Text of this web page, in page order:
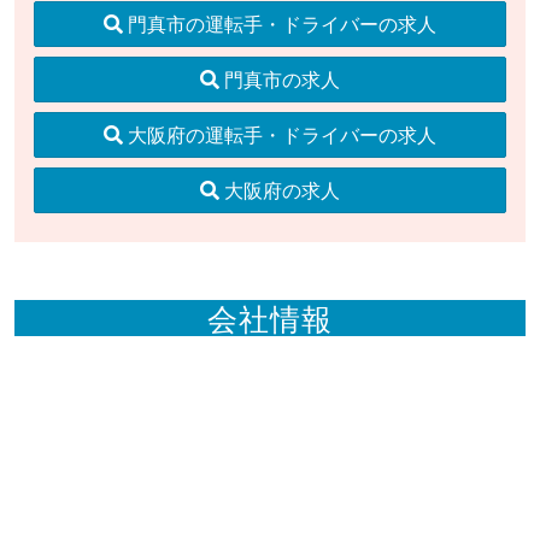
門真市の運転手・ドライバーの求人
門真市の求人
大阪府の運転手・ドライバーの求人
大阪府の求人
会社情報